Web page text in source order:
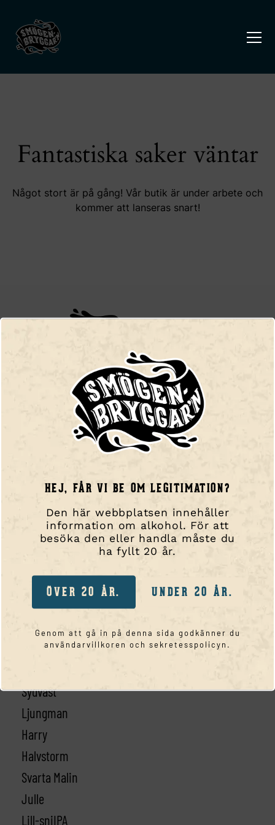
HEJ, FÅR VI BE OM LEGITIMATION?
Den här webbplatsen innehåller
information om alkohol. För att
besöka den eller handla måste du
ha fyllt 20 år.
ÖVER 20 ÅR. UNDER 20 ÅR.
Genom att gå in på denna sida godkänner du
användarvillkoren och sekretesspolicyn.
Fantastiska saker väntar
Något stort är på gång! Vår butik är under arbete och
kommer att lanseras snart!
Kalvhällan 1, 456 51, Smögen
+46 (0) 73 042 58 78
info@smogenbryggarn.se
NAVIGERA DIG
Våra ölsorter!
Besök oss / Taproom
Portal
SORTIMENT
Sydväst
Ljungman
Harry
Halvstorm
Svarta Malin
Julle
Lill-sniIPA